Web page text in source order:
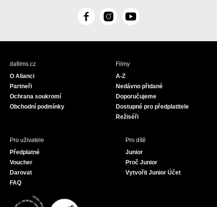
F
c
I
s
Y
u
dafilms.cz
O Alianci
Partneři
Ochrana soukromí
Obchodní podmínky
Filmy
A-Z
Nedávno přidané
Doporučujeme
Dostupné pro předplatitele
Režiséři
Pro uživatele
Předplatné
Voucher
Darovat
FAQ
Pro dítě
Junior
Proč Junior
Vytvořit Junior Účet